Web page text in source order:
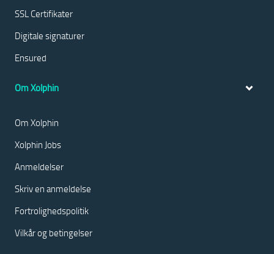
SSL Certifikater
Digitale signaturer
Ensured
Om Xolphin
Om Xolphin
Xolphin Jobs
Anmeldelser
Skriv en anmeldelse
Fortrolighedspolitik
Vilkår og betingelser